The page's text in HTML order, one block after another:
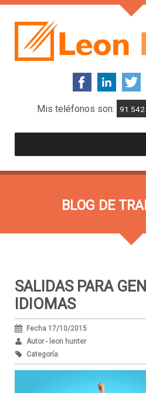
Mis teléfonos son: 91
BLOG DE
SALIDAS PARA
IDIOMAS
Fecha 17/10/2015
Autor - leon hunter
Categoría